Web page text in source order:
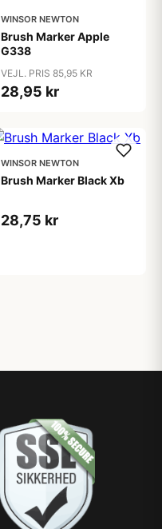
WINSOR NEWTON
Brush Marker Apple
G338
VEJL. PRIS 85,95 KR
28,95 kr
WINSOR NEWTON
Brush Marker Black Xb
28,75 kr